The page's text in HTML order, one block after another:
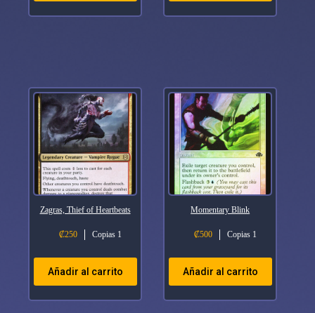
Zagras, Thief of Heartbeats
₡250 Copias 1
Añadir al carrito
Momentary Blink
₡500 Copias 1
Añadir al carrito